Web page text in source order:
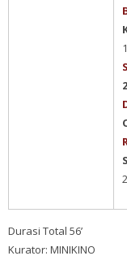
Durasi Total 56’
Kurator: MINIKINO